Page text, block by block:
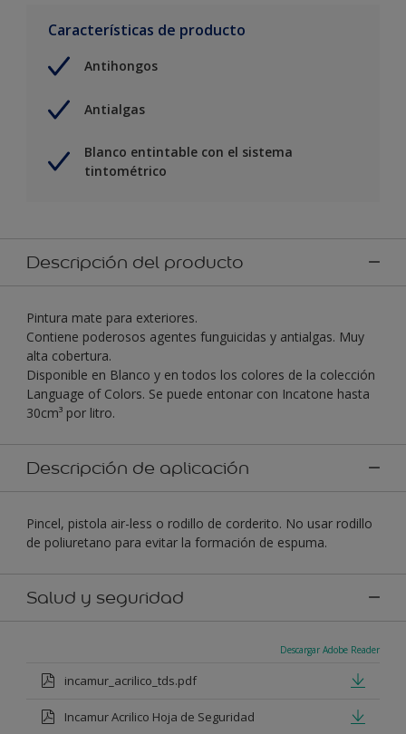
Características de producto
Antihongos
Antialgas
Blanco entintable con el sistema
tintométrico
Descripción del producto
Pintura mate para exteriores.
Contiene poderosos agentes funguicidas y antialgas. Muy
alta cobertura.
Disponible en Blanco y en todos los colores de la colección
Language of Colors. Se puede entonar con Incatone hasta
30cm³ por litro.
Descripción de aplicación
Pincel, pistola air-less o rodillo de corderito. No usar rodillo
de poliuretano para evitar la formación de espuma.
Salud y seguridad
Descargar Adobe Reader
incamur_acrilico_tds.pdf
Incamur Acrilico Hoja de Seguridad